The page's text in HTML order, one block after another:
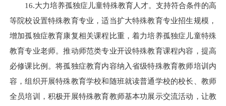
16.大力培养孤独症儿童特殊教育人才。支持符合条件的高
等院校设置特殊教育专业，适当扩大特殊教育专业招生规模，
增加孤独症教育康复相关课程比重，着力培养孤独症儿童特殊
教育专业老师。推动师范类专业开设特殊教育课程内容，提高
必修课比例。将孤独症教育内容纳入省级特殊教育教师培训内
容，组织开展特殊教育学校和随班就读普通学校的校长、教师
全员培训，积极开展特殊教育教师基本功展示交流活动，让教